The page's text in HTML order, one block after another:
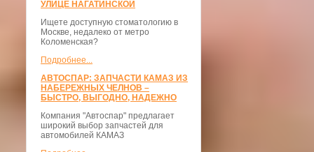
УЛИЦЕ НАГАТИНСКОЙ
Ищете доступную стоматологию в
Москве, недалеко от метро
Коломенская?
Подробнее...
АВТОСПАР: ЗАПЧАСТИ КАМАЗ ИЗ
НАБЕРЕЖНЫХ ЧЕЛНОВ –
БЫСТРО, ВЫГОДНО, НАДЕЖНО
Компания "Автоспар" предлагает
широкий выбор запчастей для
автомобилей КАМАЗ